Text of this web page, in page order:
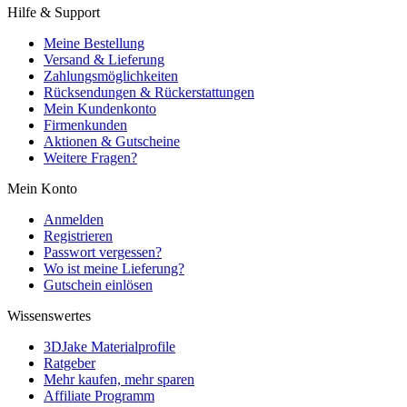
Hilfe & Support
Meine Bestellung
Versand & Lieferung
Zahlungsmöglichkeiten
Rücksendungen & Rückerstattungen
Mein Kundenkonto
Firmenkunden
Aktionen & Gutscheine
Weitere Fragen?
Mein Konto
Anmelden
Registrieren
Passwort vergessen?
Wo ist meine Lieferung?
Gutschein einlösen
Wissenswertes
3DJake Materialprofile
Ratgeber
Mehr kaufen, mehr sparen
Affiliate Programm